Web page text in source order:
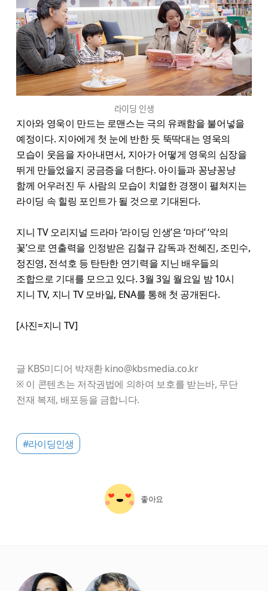
라이딩 인생
지아와 영욱이 만드는 로맨스는 극의 유쾌함을 불어넣을
예정이다. 지아에게 첫 눈에 반한 듯 뚝딱대는 영욱의
모습이 웃음을 자아내면서, 지아가 어떻게 영욱의 심장을
뛰게 만들었을지 궁금증을 더한다. 아이들과 꽁냥꽁냥
함께 어우러진 두 사람의 모습이 치열한 경쟁이 펼쳐지는
라이딩 속 힐링 포인트가 될 것으로 기대된다.
지니 TV 오리지널 드라마 ‘라이딩 인생’은 ‘마더’ ‘악의
꽃’으로 연출력을 인정받은 김철규 감독과 전혜진, 조민수,
정진영, 전석호 등 탄탄한 연기력을 지닌 배우들의
조합으로 기대를 모으고 있다. 3월 3일 월요일 밤 10시
지니 TV, 지니 TV 모바일, ENA를 통해 첫 공개된다.
[사진=지니 TV]
글 KBS미디어 박재환 kino@kbsmedia.co.kr
※ 이 콘텐츠는 저작권법에 의하여 보호를 받는바, 무단
전재 복제, 배포등을 금합니다.
#라이딩인생
좋아요